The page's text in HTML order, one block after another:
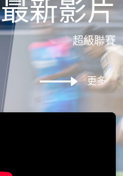
最新影片
超級聯賽
更多